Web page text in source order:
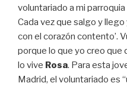
voluntariado a mi
Cada vez que salgo y
con el corazón contento’.
porque lo que yo creo que
lo vive Rosa. Para esta
Madrid, el voluntariado es